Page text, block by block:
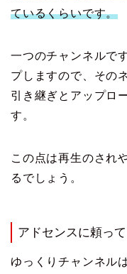
ているくらいです。
一つのチャンネルで
プしますので、その
引き継ぎとアップロ
す。
この点は再生のされ
るでしょう。
アドセンスに頼っ
ゆっくりチャンネル